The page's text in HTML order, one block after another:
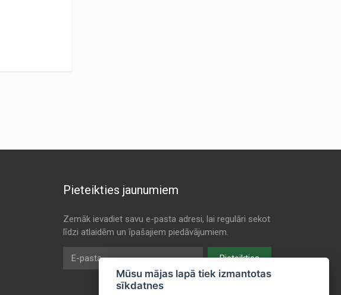
Pieteikties jaunumiem
Zemāk ievadiet savu e-pasta adresi, lai regulāri sekot
līdzi atlaidēm un īpašajiem piedāvājumiem.
E-pasta
Pieteikties
Mūsu mājas lapā tiek izmantotas
sīkdatnes